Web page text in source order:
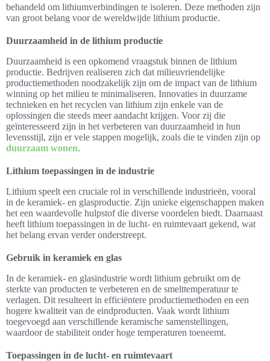
behandeld om lithiumverbindingen te isoleren. Deze methoden zijn
van groot belang voor de wereldwijde lithium productie.
Duurzaamheid in de lithium productie
Duurzaamheid is een opkomend vraagstuk binnen de lithium
productie. Bedrijven realiseren zich dat milieuvriendelijke
productiemethoden noodzakelijk zijn om de impact van de lithium
winning op het milieu te minimaliseren. Innovaties in duurzame
technieken en het recyclen van lithium zijn enkele van de
oplossingen die steeds meer aandacht krijgen. Voor zij die
geïnteresseerd zijn in het verbeteren van duurzaamheid in hun
levensstijl, zijn er vele stappen mogelijk, zoals die te vinden zijn op
duurzaam wonen.
Lithium toepassingen in de industrie
Lithium speelt een cruciale rol in verschillende industrieën, vooral
in de keramiek- en glasproductie. Zijn unieke eigenschappen maken
het een waardevolle hulpstof die diverse voordelen biedt. Daarnaast
heeft lithium toepassingen in de lucht- en ruimtevaart gekend, wat
het belang ervan verder onderstreept.
Gebruik in keramiek en glas
In de keramiek- en glasindustrie wordt lithium gebruikt om de
sterkte van producten te verbeteren en de smelttemperatuur te
verlagen. Dit resulteert in efficiëntere productiemethoden en een
hogere kwaliteit van de eindproducten. Vaak wordt lithium
toegevoegd aan verschillende keramische samenstellingen,
waardoor de stabiliteit onder hoge temperaturen toeneemt.
Toepassingen in de lucht- en ruimtevaart